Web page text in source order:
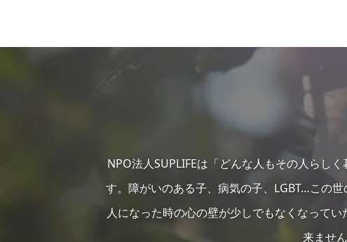
NPO法人SUPLIFEは「どんな人もその人らし
す。障がいのある子、病気の子、LGBT…この
人になった時の心の壁が少しでもなくなって
来ませ